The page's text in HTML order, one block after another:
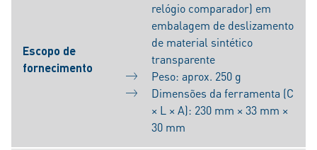
Escopo de
fornecimento
relógio comparador) em
embalagem de deslizamento
de material sintético
transparente
Peso: aprox. 250 g
Dimensões da ferramenta (C
× L × A): 230 mm × 33 mm ×
30 mm